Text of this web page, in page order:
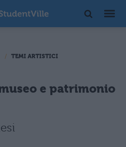
TEMI ARTISTICI
e patrimonio